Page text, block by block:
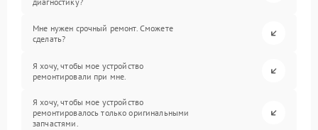
Мне нужен срочный ремонт. Сможете
сделать?
Я хочу, чтобы мое устройство
ремонтировали при мне.
Я хочу, чтобы мое устройство
ремонтировалось только оригинальными
запчастями.